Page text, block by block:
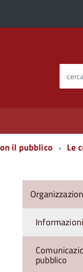
il pubblico Le
Informazioni
pubblico